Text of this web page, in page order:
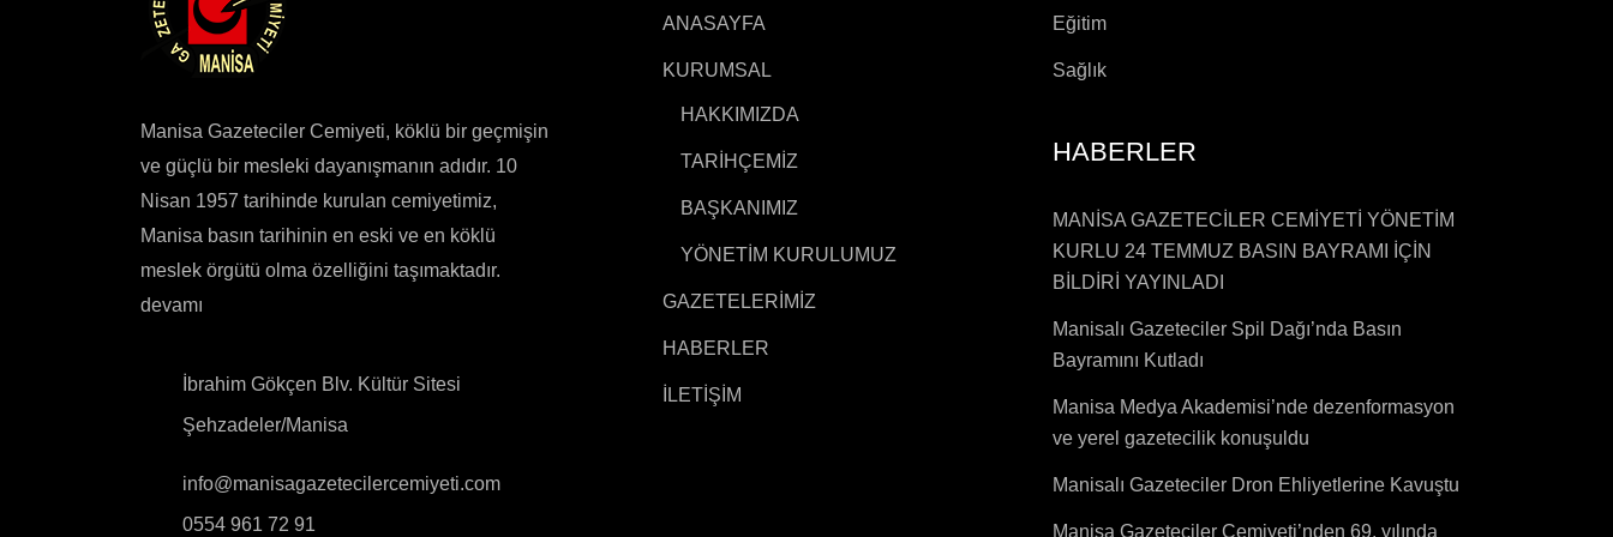
Manisa Gazeteciler Cemiyeti, köklü bir geçmişin
ve güçlü bir mesleki dayanışmanın adıdır. 10
Nisan 1957 tarihinde kurulan cemiyetimiz,
Manisa basın tarihinin en eski ve en köklü
meslek örgütü olma özelliğini taşımaktadır.
devamı
İbrahim Gökçen Blv. Kültür Sitesi
Şehzadeler/Manisa
info@manisagazetecilercemiyeti.com
0554 961 72 91
ANASAYFA
KURUMSAL
HAKKIMIZDA
TARİHÇEMİZ
BAŞKANIMIZ
YÖNETİM KURULUMUZ
GAZETELERİMİZ
HABERLER
İLETİŞİM
Eğitim
Sağlık
HABERLER
MANİSA GAZETECİLER CEMİYETİ YÖNETİM
KURLU 24 TEMMUZ BASIN BAYRAMI İÇİN
BİLDİRİ YAYINLADI
Manisalı Gazeteciler Spil Dağı’nda Basın
Bayramını Kutladı
Manisa Medya Akademisi’nde dezenformasyon
ve yerel gazetecilik konuşuldu
Manisalı Gazeteciler Dron Ehliyetlerine Kavuştu
Manisa Gazeteciler Cemiyeti’nden 69. yılında